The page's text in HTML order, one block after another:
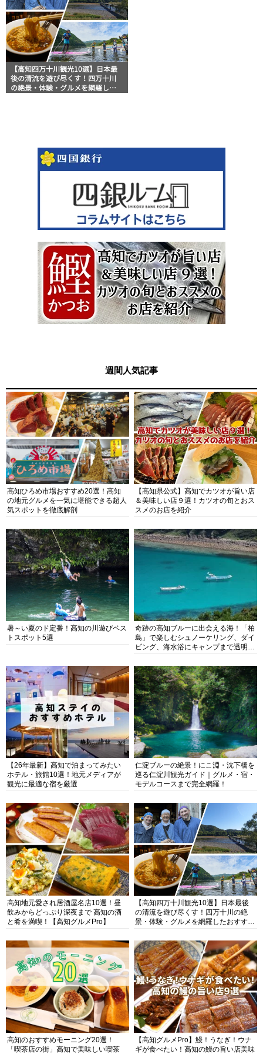
【高知四万十川観光10選】日本最
後の清流を遊び尽くす！四万十川
の絶景・体験・グルメを網羅した
週間人気記事
高知ひろめ市場おすすめ20選！高知
の地元グルメを一気に堪能できる超人
気スポットを徹底解剖
【高知県公式】高知でカツオが旨い店
＆美味しい店９選！カツオの旬とおス
スメのお店を紹介
暑～い夏のド定番！高知の川遊びベス
トスポット5選
奇跡の高知ブルーに出会える海！「柏
島」で楽しむシュノーケリング、ダイ
ビング、海水浴にキャンプまで透明度
【26年最新】高知で泊まってみたい
ホテル・旅館10選！地元メディアが
観光に最適な宿を厳選
仁淀ブルーの絶景！にこ淵・沈下橋を
巡る仁淀川観光ガイド｜グルメ・宿・
モデルコースまで完全網羅！
高知地元愛され居酒屋名店10選！昼
飲みからどっぷり深夜まで 高知の酒
と肴を満喫！【高知グルメPro】
【高知四万十川観光10選】日本最後
の清流を遊び尽くす！四万十川の絶
景・体験・グルメを網羅したおすすめ
高知のおすすめモーニング20選！
「喫茶店の街」高知で美味しい喫茶
【高知グルメPro】鰻！うなぎ！ウナ
ギが食べたい！高知の鰻の旨い店美味